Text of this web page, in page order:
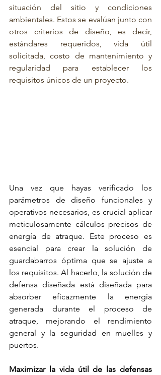
situación del sitio y condiciones
ambientales. Estos se evalúan junto con
otros criterios de diseño, es decir,
estándares requeridos, vida útil
solicitada, costo de mantenimiento y
regularidad para establecer los
requisitos únicos de un proyecto.
Una vez que hayas verificado los
parámetros de diseño funcionales y
operativos necesarios, es crucial aplicar
meticulosamente cálculos precisos de
energía de atraque. Este proceso es
esencial para crear la solución de
guardabarros óptima que se ajuste a
los requisitos. Al hacerlo, la solución de
defensa diseñada está diseñada para
absorber eficazmente la energía
generada durante el proceso de
atraque, mejorando el rendimiento
general y la seguridad en muelles y
puertos.
Maximizar la vida útil de las defensas